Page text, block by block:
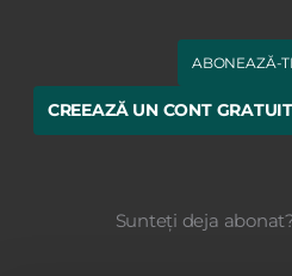
ABONEAZĂ-
CREEAZĂ UN CONT
Sunteți deja